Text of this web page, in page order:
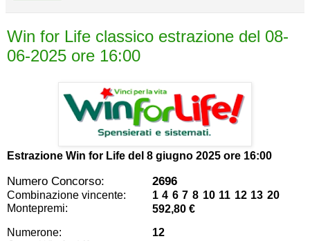
Win for Life classico estrazione del 08-
06-2025 ore 16:00
Estrazione Win for Life del 8 giugno 2025 ore 16:00
Numero Concorso: 2696
Combinazione vincente:
1 4 6 7 8 10 11 12 13 20
Montepremi:
592,80 €
Numerone:
12